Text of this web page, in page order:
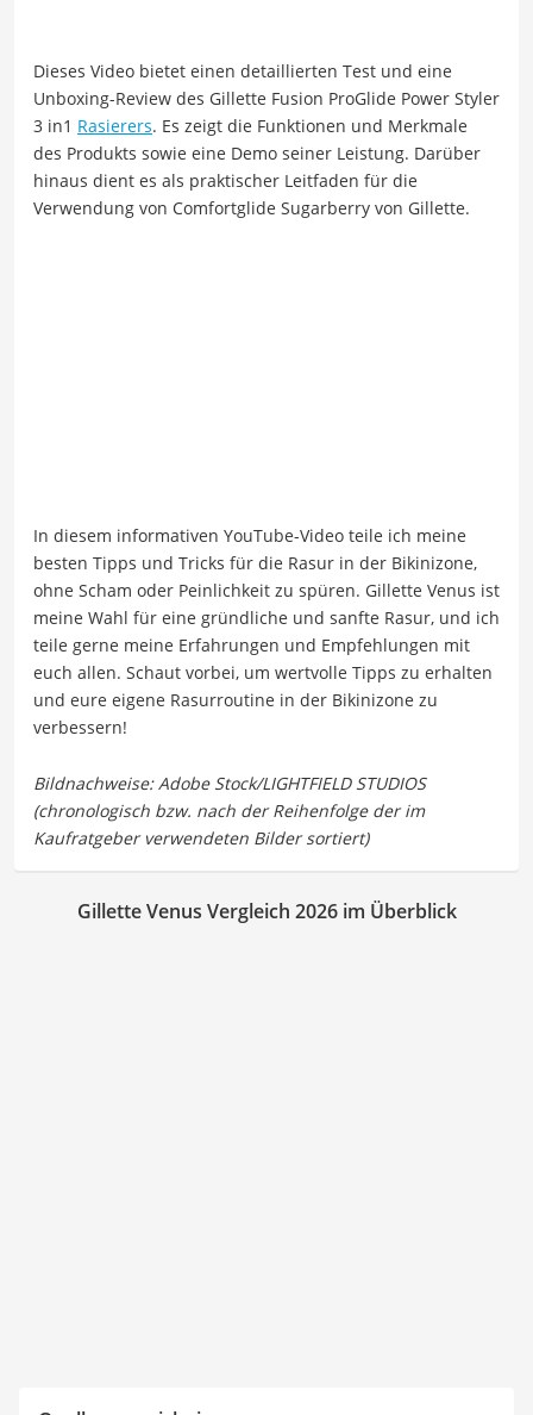
Dieses Video bietet einen detaillierten Test und eine
Unboxing-Review des Gillette Fusion ProGlide Power Styler
3 in1 Rasierers. Es zeigt die Funktionen und Merkmale
des Produkts sowie eine Demo seiner Leistung. Darüber
hinaus dient es als praktischer Leitfaden für die
Verwendung von Comfortglide Sugarberry von Gillette.
In diesem informativen YouTube-Video teile ich meine
besten Tipps und Tricks für die Rasur in der Bikinizone,
ohne Scham oder Peinlichkeit zu spüren. Gillette Venus ist
meine Wahl für eine gründliche und sanfte Rasur, und ich
teile gerne meine Erfahrungen und Empfehlungen mit
euch allen. Schaut vorbei, um wertvolle Tipps zu erhalten
und eure eigene Rasurroutine in der Bikinizone zu
verbessern!
Gillette Venus Vergleich 2026 im Überblick